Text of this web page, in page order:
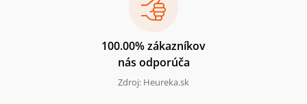
100.00% zákazníkov
nás odporúča
Zdroj: Heureka.sk